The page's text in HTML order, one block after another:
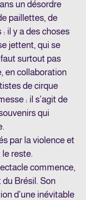
un désordre
paillettes, de
il y a des choses
jettent, qui se
faut surtout pas
en collaboration
de cirque
: il s’agit de
qui
par la violence et
reste.
commence,
Brésil. Son
d’une inévitable